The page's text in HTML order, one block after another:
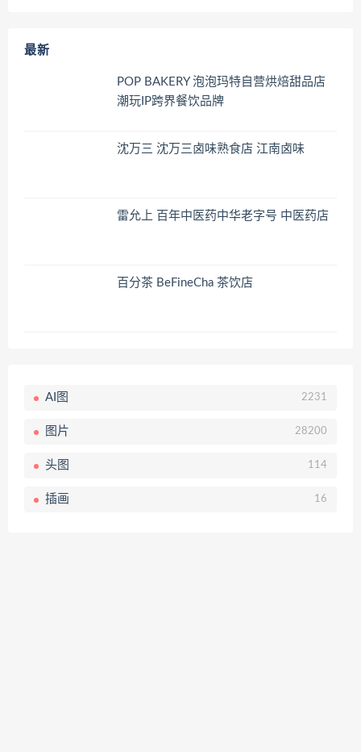
最新
POP BAKERY 泡泡玛特自营烘焙甜品店
潮玩IP跨界餐饮品牌
沈万三 沈万三卤味熟食店 江南卤味
雷允上 百年中医药中华老字号 中医药店
百分茶 BeFineCha 茶饮店
AI图 2231
图片 28200
头图 114
插画 16